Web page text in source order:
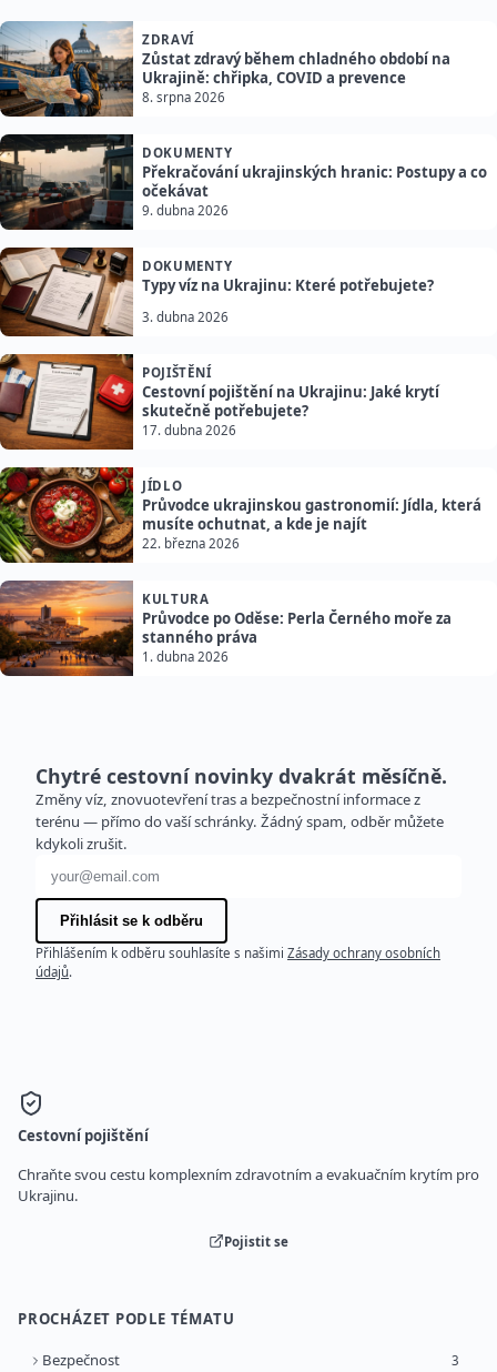
ZDRAVÍ
Zůstat zdravý během chladného období na
Ukrajině: chřipka, COVID a prevence
8. srpna 2026
DOKUMENTY
Překračování ukrajinských hranic: Postupy a co
očekávat
9. dubna 2026
DOKUMENTY
Typy víz na Ukrajinu: Které potřebujete?
3. dubna 2026
POJIŠTĚNÍ
Cestovní pojištění na Ukrajinu: Jaké krytí
skutečně potřebujete?
17. dubna 2026
JÍDLO
Průvodce ukrajinskou gastronomií: Jídla, která
musíte ochutnat, a kde je najít
22. března 2026
KULTURA
Průvodce po Oděse: Perla Černého moře za
stanného práva
1. dubna 2026
Chytré cestovní novinky dvakrát měsíčně.
Změny víz, znovuotevření tras a bezpečnostní informace z
terénu — přímo do vaší schránky. Žádný spam, odběr můžete
kdykoli zrušit.
E-mailová adresa
Přihlásit se k odběru
Přihlášením k odběru souhlasíte s našimi Zásady ochrany osobních
údajů.
Cestovní pojištění
Chraňte svou cestu komplexním zdravotním a evakuačním krytím pro
Ukrajinu.
Pojistit se
PROCHÁZET PODLE TÉMATU
Bezpečnost 3